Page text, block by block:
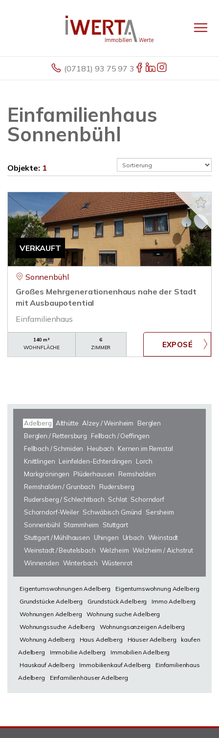
(07181) 93 75 97 3
Einfamilienhaus
Sonnenbühl
Objekte: 1
VERKAUFT
Sonnenbühl
Großes Mehrgenerationenhaus nahe der Stadt
mit Ausbaupotential
Einfamilienhaus
140 m²
WOHNFLÄCHE
6
ZIMMER
Adelberg Althütte Alzey / Weinheim
Berglen
Berglen / Rettersburg
Fellbach / Oeffingen
Fellbach / Schmiden
Heubach
Kernen im Remstal
Knittlingen Leinfelden-Echterdingen
Lorch
Markgröningen
Plüderhausen
Remshalden
Remshalden / Grunbach
Rudersberg
Rudersberg / Schlechtbach Schlat Schorndorf
Schorndorf-Weiler Schwäbisch Gmünd
Sersheim
Sonnenbühl Stammheim
Stuttgart
Stuttgart / Mühlhausen
Uhingen Urbach Weinstadt
Weinstadt / Beutelsbach Welzheim Welzheim / Aichstrut
Winnenden Winterbach Wüstenrot
Eigentumswohnungen Adelberg
Eigentumswohnung Adelberg
Grundstücke Adelberg
Grundstück Adelberg
Immo Adelberg
Wohnungen Adelberg
Wohnung suche Adelberg
Wohnungssuche Adelberg
Wohnungsanzeigen Adelberg
Wohnung Adelberg
Haus Adelberg Häuser Adelberg
kaufen
Adelberg
Immobilie Adelberg
Immobilien Adelberg
Hauskauf Adelberg
Immobilienkauf Adelberg
Einfamilienhaus
Adelberg
Einfamilienhäuser Adelberg